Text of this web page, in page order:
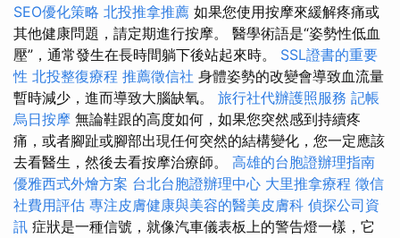
SEO優化策略 北投推拿推薦 如果您使用按摩來緩解疼痛或
其他健康問題，請定期進行按摩。 醫學術語是“姿勢性低血
壓”，通常發生在長時間躺下後站起來時。 SSL證書的重要
性 北投整復療程 推薦徵信社 身體姿勢的改變會導致血流量
暫時減少，進而導致大腦缺氧。 旅行社代辦護照服務 記帳
烏日按摩 無論鞋跟的高度如何，如果您突然感到持續疼
痛，或者腳趾或腳部出現任何突然的結構變化，您一定應該
去看醫生，然後去看按摩治療師。 高雄的台胞證辦理指南
優雅西式外燴方案 台北台胞證辦理中心 大里推拿療程 徵信
社費用評估 專注皮膚健康與美容的醫美皮膚科 偵探公司資
訊 症狀是一種信號，就像汽車儀表板上的警告燈一樣，它